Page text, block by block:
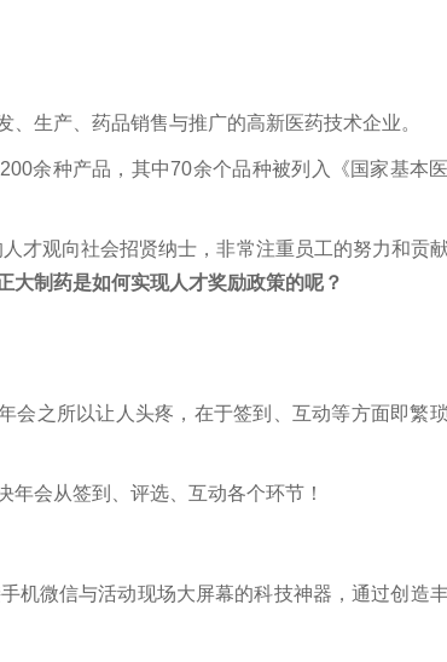
生产、药品销售与推广的高新医药技术企业。
余种产品，其中70余个品种被列入《国家基本
才观向社会招贤纳士，非常注重员工的努力和贡
大制药是如何实现人才奖励政策的呢？
会之所以让人头疼，在于签到、互动等方面即繁
年会从签到、评选、互动各个环节！
机微信与活动现场大屏幕的科技神器，通过创造